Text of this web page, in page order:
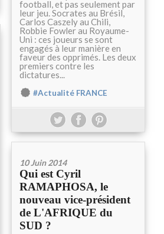
football, et pas seulement par
leur jeu. Socrates au Brésil,
Carlos Caszely au Chili,
Robbie Fowler au Royaume-
Uni : ces joueurs se sont
engagés à leur manière en
faveur des opprimés. Les deux
premiers contre les
dictatures...
#Actualité FRANCE
10 Juin 2014
Qui est Cyril
RAMAPHOSA, le
nouveau vice-président
de L'AFRIQUE du
SUD ?